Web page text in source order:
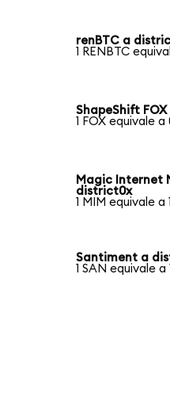
renBTC a
1 RENBTC
ShapeShift
1 FOX equivale a
Magic Internet
district0x
1 MIM equivale a
Santiment a
1 SAN equivale a